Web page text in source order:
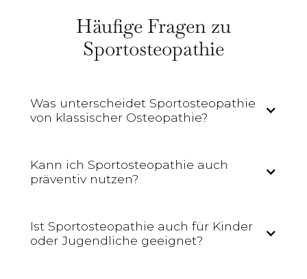
Häufige Fragen zu
Sportosteopathie
Was unterscheidet Sportosteopathie
von klassischer Osteopathie?
Kann ich Sportosteopathie auch
präventiv nutzen?
Ist Sportosteopathie auch für Kinder
oder Jugendliche geeignet?